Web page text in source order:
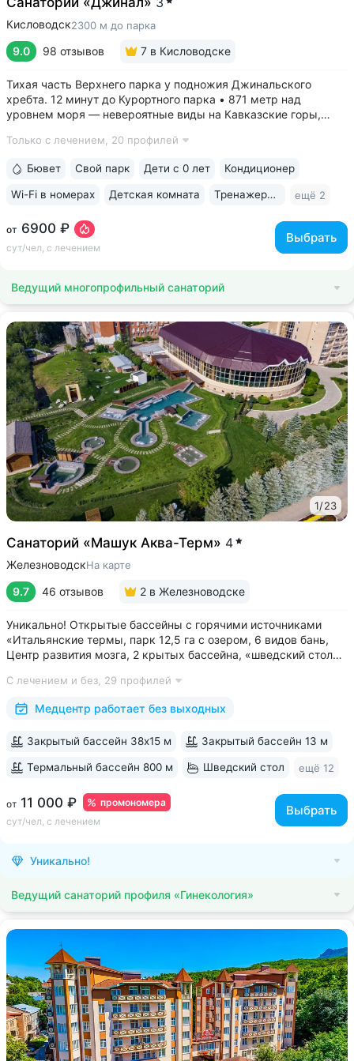
Кисловодск2300 м до парка
9.0 98 отзывов 7 в Кисловодске
Тихая часть Верхнего парка у подножия Джинальского
хребта. 12 минут до Курортного парка • 871 метр над
уровнем моря ­— невероятные виды на Кавказские горы,
расположены лучшие смотровые площадки Кисловодска •
Только с лечением, 20 профилей
от 6900 ₽
сут/чел, с лечением
Выбрать
Бювет Свой парк Дети с 0 лет Кондиционер
Wi-Fi в номерах Детская комната Тренажерный зал ещё 2
Ведущий многопрофильный санаторий
1/23
Санаторий «Машук Аква-Терм» 4
ЖелезноводскНа карте
9.7 46 отзывов 2 в Железноводске
Уникально! Открытые бассейны с горячими источниками
«Итальянские термы, парк 12,5 га с озером, 6 видов бань,
Центр развития мозга, 2 крытых бассейна, «шведский стол»
большой спа-комплекс, вода «Легенда Кавказа» •
Расположен в уединенном...
С лечением и без, 29 профилей
Медцентр работает без выходных
промономера
от 11 000 ₽
сут/чел, с лечением
Выбрать
Закрытый бассейн 38х15 м Закрытый бассейн 13 м
Термальный бассейн 800 м Шведский стол ещё 12
Уникально!
Ведущий санаторий профиля «Гинекология»